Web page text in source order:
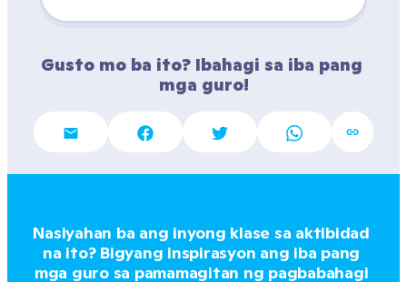
Gusto mo ba ito? Ibahagi sa iba pang
mga guro!
Nasiyahan ba ang inyong klase sa aktibidad
na ito? Bigyang inspirasyon ang iba pang
mga guro sa pamamagitan ng pagbabahagi